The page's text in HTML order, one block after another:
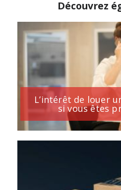
Découvrez
L’intérêt de louer
si vous êtes